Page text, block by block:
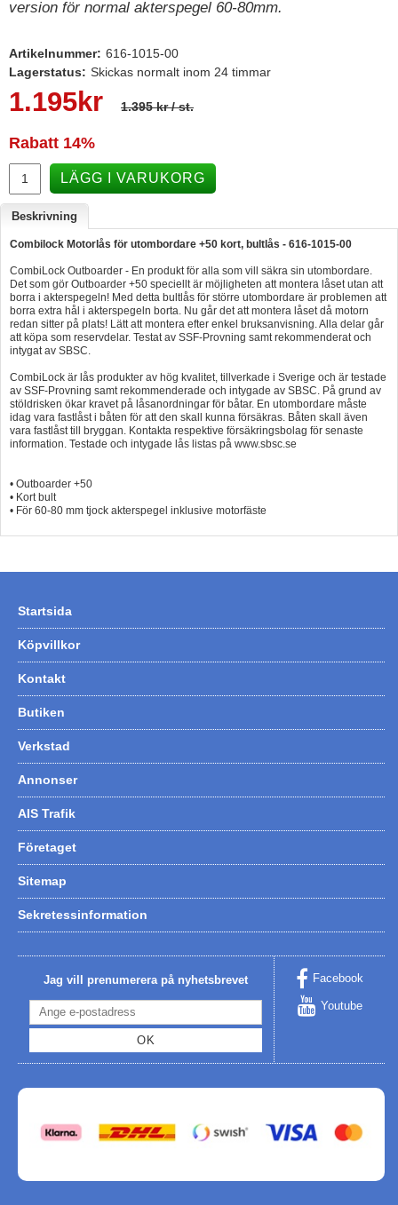
Båttillbehör
Victron - Batteriladdare
Kamasa Tools - Verktyg
Calix - Packline - Takboxar
Thule - Takboxar
Thule - Lasthållare
LAGERRENSING
Begagnade Motorer & Båtar
version för normal akterspegel 60-80mm.
Artikelnummer: 616-1015-00
Lagerstatus: Skickas normalt inom 24 timmar
1.195kr 1.395 kr/ st.
Rabatt 14%
LÄGG I VARUKORG
Beskrivning
Combilock Motorlås för utombordare +50 kort, bultlås - 616-1015-00
CombiLock Outboarder - En produkt för alla som vill säkra sin utombordare.
Det som gör Outboarder +50 speciellt är möjligheten att montera låset utan att
borra i akterspegeln! Med detta bultlås för större utombordare är problemen att
borra extra hål i akterspegeln borta. Nu går det att montera låset då motorn
redan sitter på plats! Lätt att montera efter enkel bruksanvisning. Alla delar går
att köpa som reservdelar. Testat av SSF-Provning samt rekommenderat och
intygat av SBSC.
CombiLock är lås produkter av hög kvalitet, tillverkade i Sverige och är testade
av SSF-Provning samt rekommenderade och intygade av SBSC. På grund av
stöldrisken ökar kravet på låsanordningar för båtar. En utombordare måste
idag vara fastlåst i båten för att den skall kunna försäkras. Båten skall även
vara fastlåst till bryggan. Kontakta respektive försäkringsbolag för senaste
information. Testade och intygade lås listas på www.sbsc.se
• Outboarder +50
• Kort bult
• För 60-80 mm tjock akterspegel inklusive motorfäste
Startsida
Köpvillkor
Kontakt
Butiken
Verkstad
Annonser
AIS Trafik
Företaget
Sitemap
Sekretessinformation
Jag vill prenumerera på nyhetsbrevet
OK
Facebook
Youtube